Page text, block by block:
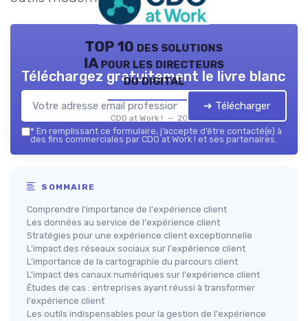
TOP 10 des solutions
IA pour les directeurs
du digital
CDO at Work ! — 2026
Téléchargez gratuitement le livre blanc
➔ Télécharger
* En remplissant ce formulaire, j’accepte d’être contacté(e) à
des fins commerciales par CDO at Work ! et ses partenaires.
SOMMAIRE
Comprendre l'importance de l'expérience client
Les données au service de l'expérience client
Stratégies pour une expérience client exceptionnelle
L'impact des réseaux sociaux sur l'expérience client
L'importance de la cartographie du parcours client
L'impact des canaux numériques sur l'expérience client
Études de cas : entreprises ayant réussi à transformer
l'expérience client
Les outils indispensables pour la gestion de l'expérience